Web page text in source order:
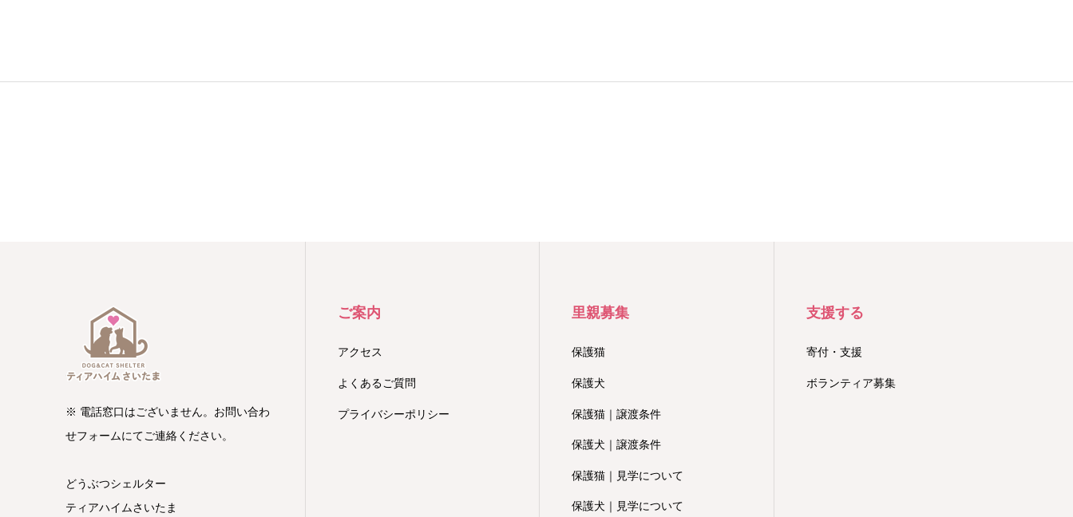
※ 電話窓口はございません。お問い合わ
せフォームにてご連絡ください。
どうぶつシェルター
ティアハイムさいたま
ご案内
アクセス
よくあるご質問
プライバシーポリシー
里親募集
保護猫
保護犬
保護猫｜譲渡条件
保護犬｜譲渡条件
保護猫｜見学について
保護犬｜見学について
支援する
寄付・支援
ボランティア募集